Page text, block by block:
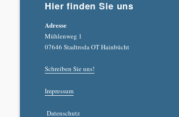
Hier finden Sie uns
Adresse
Mühlenweg 1
07646 Stadtroda OT Hainbücht
Schreiben Sie uns!
Impressum
Datenschutz